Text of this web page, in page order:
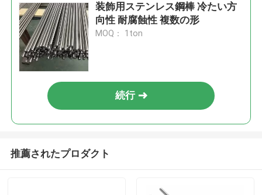
装飾用ステンレス鋼棒 冷たい方
向性 耐腐蝕性 複数の形
MOQ： 1ton
続行
推薦されたプロダクト